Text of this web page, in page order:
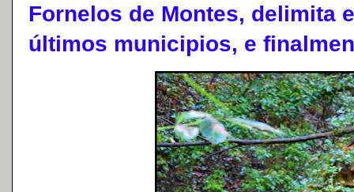
Fornelos de Montes, delimita
últimos municipios, e